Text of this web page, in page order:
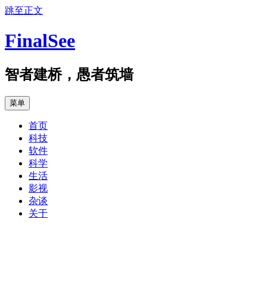
跳至正文
FinalSee
智者建桥，愚者筑墙
菜单
首页
科技
软件
科学
生活
影视
杂谈
关于